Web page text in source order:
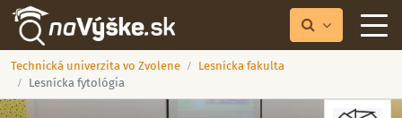
Technická univerzita vo Zvolene
Lesnícka fakulta
Lesnícka fytológia